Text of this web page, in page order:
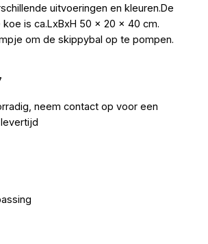
uitvoeringen en kleuren.De
is ca.LxBxH 50 x 20 x 40 cm.
om de skippybal op te pompen.
neem contact op voor een